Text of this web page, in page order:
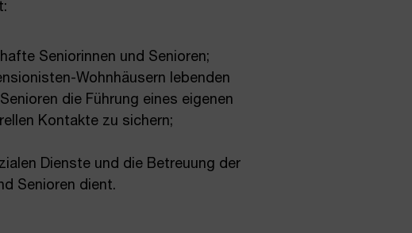
Seniorinnen und Senioren;
Wohnhäusern lebenden
die Führung eines eigenen
Kontakte zu sichern;
Dienste und die Betreuung der
Senioren dient.